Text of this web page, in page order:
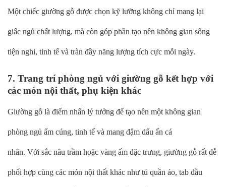
Một chiếc giường gỗ được chọn kỹ lưỡng không chỉ mang lại
giấc ngủ chất lượng, mà còn góp phần tạo nên không gian sống
tiện nghi, tinh tế và tràn đầy năng lượng tích cực mỗi ngày.
7. Trang trí phòng ngủ với giường gỗ kết hợp với
các món nội thất, phụ kiện khác
Giường gỗ là điểm nhấn lý tưởng để tạo nên một không gian
phòng ngủ ấm cúng, tinh tế và mang đậm dấu ấn cá
nhân. Với sắc nâu trầm hoặc vàng ấm đặc trưng, giường gỗ rất dễ
phối hợp cùng các món nội thất khác như tủ quần áo, tab đầu